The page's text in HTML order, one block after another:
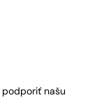
podporiť našu